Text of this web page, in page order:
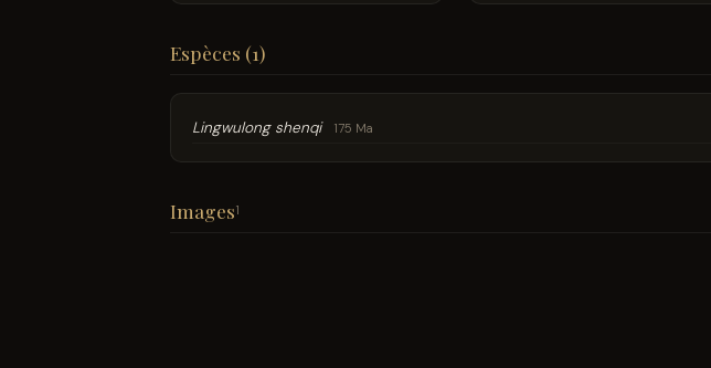
Espèces (1)
Lingwulong shenqi 175 Ma
Images1